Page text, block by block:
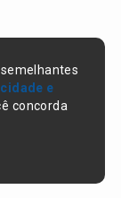
e
concorda